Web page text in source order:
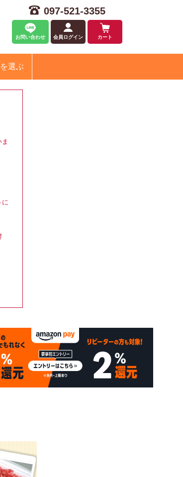
097-521-3355
お問い合わせ 会員ログイン カート
を選ぶ
に